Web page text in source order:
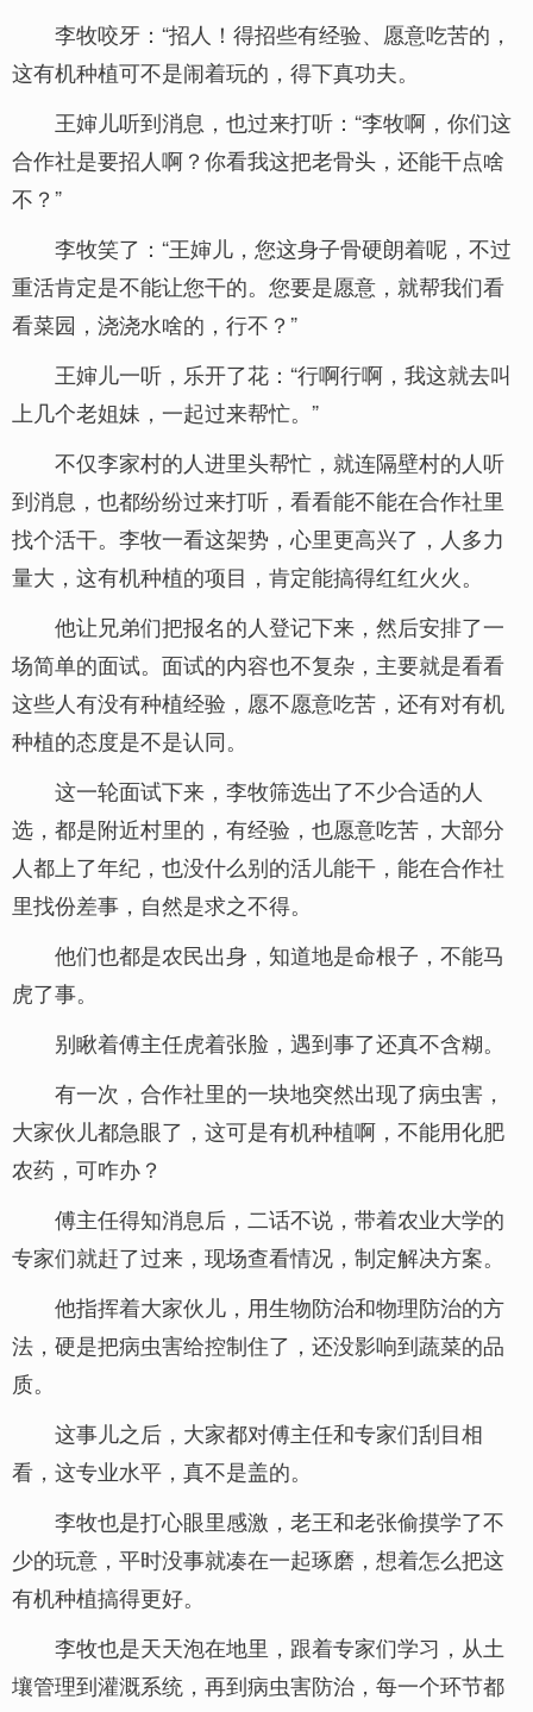
李牧咬牙：“招人！得招些有经验、愿意吃苦的，
这有机种植可不是闹着玩的，得下真功夫。
王婶儿听到消息，也过来打听：“李牧啊，你们这
合作社是要招人啊？你看我这把老骨头，还能干点啥
不？”
李牧笑了：“王婶儿，您这身子骨硬朗着呢，不过
重活肯定是不能让您干的。您要是愿意，就帮我们看
看菜园，浇浇水啥的，行不？”
王婶儿一听，乐开了花：“行啊行啊，我这就去叫
上几个老姐妹，一起过来帮忙。”
不仅李家村的人进里头帮忙，就连隔壁村的人听
到消息，也都纷纷过来打听，看看能不能在合作社里
找个活干。李牧一看这架势，心里更高兴了，人多力
量大，这有机种植的项目，肯定能搞得红红火火。
他让兄弟们把报名的人登记下来，然后安排了一
场简单的面试。面试的内容也不复杂，主要就是看看
这些人有没有种植经验，愿不愿意吃苦，还有对有机
种植的态度是不是认同。
这一轮面试下来，李牧筛选出了不少合适的人
选，都是附近村里的，有经验，也愿意吃苦，大部分
人都上了年纪，也没什么别的活儿能干，能在合作社
里找份差事，自然是求之不得。
他们也都是农民出身，知道地是命根子，不能马
虎了事。
别瞅着傅主任虎着张脸，遇到事了还真不含糊。
有一次，合作社里的一块地突然出现了病虫害，
大家伙儿都急眼了，这可是有机种植啊，不能用化肥
农药，可咋办？
傅主任得知消息后，二话不说，带着农业大学的
专家们就赶了过来，现场查看情况，制定解决方案。
他指挥着大家伙儿，用生物防治和物理防治的方
法，硬是把病虫害给控制住了，还没影响到蔬菜的品
质。
这事儿之后，大家都对傅主任和专家们刮目相
看，这专业水平，真不是盖的。
李牧也是打心眼里感激，老王和老张偷摸学了不
少的玩意，平时没事就凑在一起琢磨，想着怎么把这
有机种植搞得更好。
李牧也是天天泡在地里，跟着专家们学习，从土
壤管理到灌溉系统，再到病虫害防治，每一个环节都